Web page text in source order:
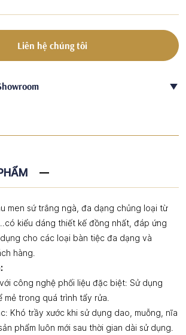
Liên hệ chúng tôi
men sứ trắng ngà, đa dạng chủng loại từ
kiểu dáng thiết kế đồng nhất, đáp ứng
cho các loại bàn tiệc đa dạng và
hàng.
công nghệ phối liệu đặc biệt: Sử dụng
mẻ trong quá trình tẩy rửa.
Khó trầy xước khi sử dụng dao, muỗng, nĩa
phẩm luôn mới sau thời gian dài sử dụng.